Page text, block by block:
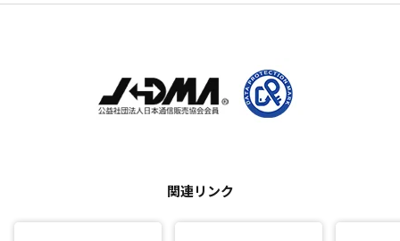
関連リンク